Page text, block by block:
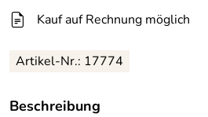
Kauf auf Rechnung möglich
Artikel-Nr.: 17774
Beschreibung